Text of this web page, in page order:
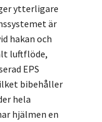
ytterligare
är
hakan och
luftflöde,
EPS
bibehåller
hela
hjälmen en